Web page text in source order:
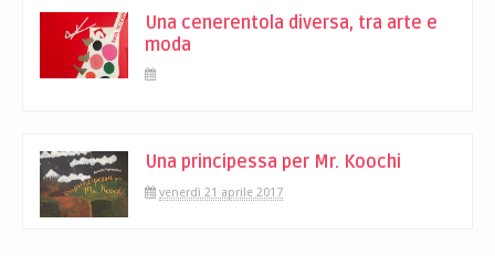
Una cenerentola diversa, tra arte e
moda
Una principessa per Mr. Koochi
venerdì 21 aprile 2017